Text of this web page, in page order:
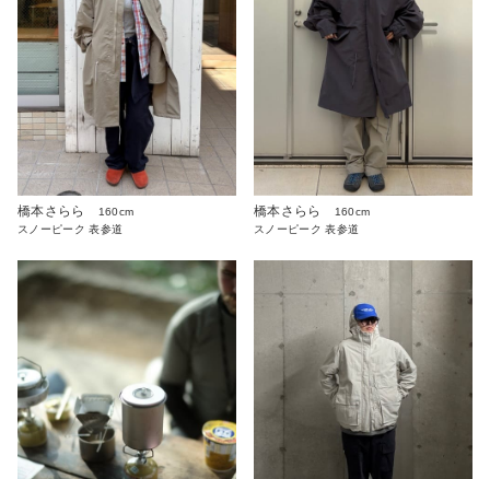
橋本さらら
160cm
スノーピーク 表参道
橋本さらら
160cm
スノーピーク 表参道